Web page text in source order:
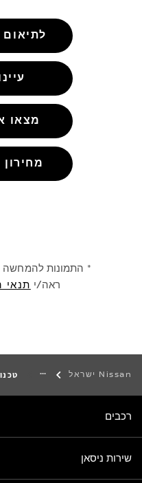
מצאו
* התמונות
ראה/י תנאי
Nissan ישראל
רכבים
שירות ניסאן